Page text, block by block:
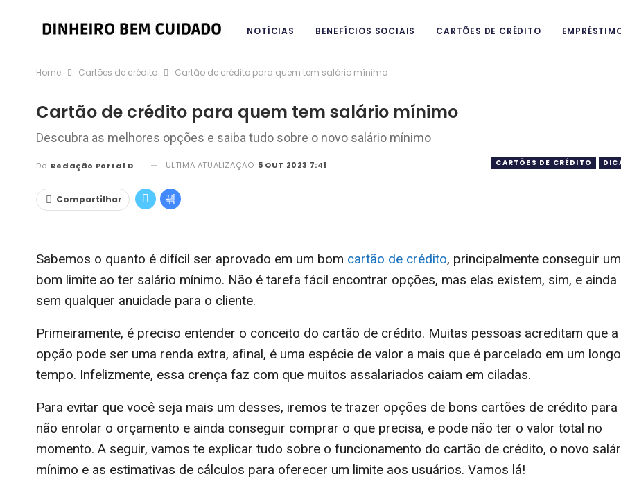
NOTÍCIAS BENEFÍCIOS SOCIAIS CARTÕES DE CRÉDITO
Home Cartões de crédito Cartão de crédito para quem tem salário mínimo
Cartão de crédito para quem tem salário mínimo
Descubra as melhores opções e saiba tudo sobre o novo salário mínimo
CARTÕES DE CRÉDITO
De Redação Portal DBC ULTIMA ATUALIZAÇÃO 5 OUT 2023 7:41
Compartilhar
Sabemos o quanto é difícil ser aprovado em um bom cartão de crédito, principalmente conseguir um
bom limite ao ter salário mínimo. Não é tarefa fácil encontrar opções, mas elas existem, sim, e ainda
sem qualquer anuidade para o cliente.
Primeiramente, é preciso entender o conceito do cartão de crédito. Muitas pessoas acreditam que a
opção pode ser uma renda extra, afinal, é uma espécie de valor a mais que é parcelado em um longo
tempo. Infelizmente, essa crença faz com que muitos assalariados caiam em ciladas.
Para evitar que você seja mais um desses, iremos te trazer opções de bons cartões de crédito para
não enrolar o orçamento e ainda conseguir comprar o que precisa, e pode não ter o valor total no
momento. A seguir, vamos te explicar tudo sobre o funcionamento do cartão de crédito, o novo
mínimo e as estimativas de cálculos para oferecer um limite aos usuários. Vamos lá!